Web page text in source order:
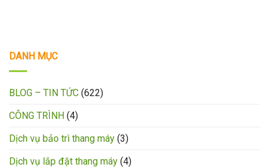
DANH MỤC
BLOG – TIN TỨC (622)
CÔNG TRÌNH (4)
Dịch vụ bảo trì thang máy (3)
Dịch vụ lắp đặt thang máy (4)